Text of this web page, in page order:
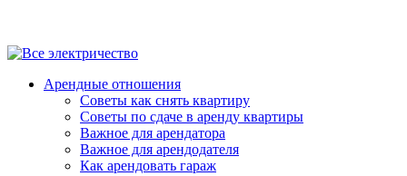
Арендные отношения
Советы как снять квартиру
Советы по сдаче в аренду квартиры
Важное для арендатора
Важное для арендодателя
Как арендовать гараж